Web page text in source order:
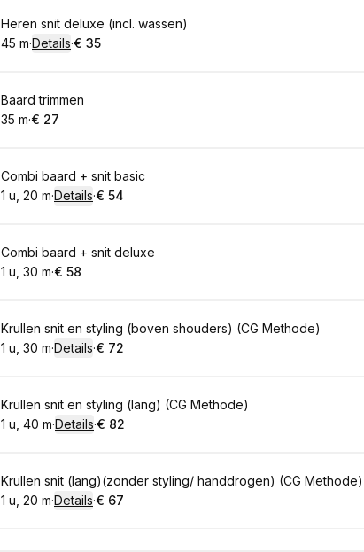
Boek
Heren snit deluxe (incl. wassen)
.Duur:
45 m·Details·
.Prijs:
€ 35
Boek
Baard trimmen
.Duur :
35 m·
.Prijs:
€ 27
Boek
Combi baard + snit basic
. Duur:
1 u, 20 m·Details·
.Prijs:
€ 54
Boek
Combi baard + snit deluxe
. Duur:
1 u, 30 m·
.Prijs:
€ 58
Boek
Krullen snit en styling (boven shouders) (CG Methode)
. Duur:
1 u, 30 m·Details·
.Prijs:
€ 72
Boek
Krullen snit en styling (lang) (CG Methode)
. Duur :
1 u, 40 m·Details·
.Prijs:
€ 82
Boek
Krullen snit (lang)(zonder styling/ handdrogen) (CG Methode)
. Duur:
1 u, 20 m·Details·
.Prijs:
€ 67